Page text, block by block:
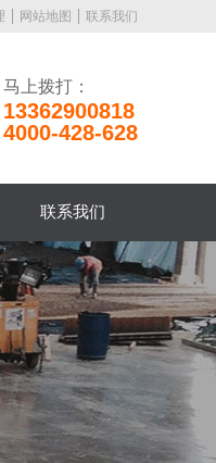
网站地图 联系我们
马上拨打：
13362900818
4000-428-628
联系我们